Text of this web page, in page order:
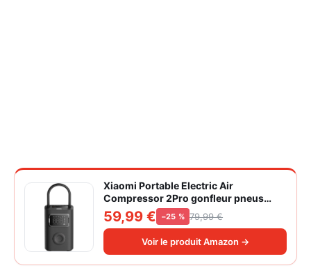
Xiaomi Portable Electric Air
Compressor 2Pro gonfleur pneus
voiture | ±1PSI Contrôle pression
pneus, 45s gonflage rapide, batterie
longue durée, avec éclairage, grand
cylindre à air 27 mm
59,99 € −25 % 79,99 €
Voir le produit Amazon →